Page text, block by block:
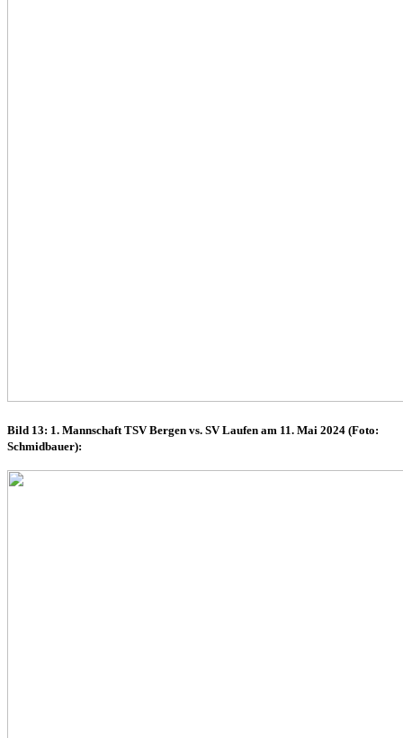
Bild 13: 1. Mannschaft TSV Bergen vs. SV Laufen am 11. Mai 2024 (Foto:
Schmidbauer):